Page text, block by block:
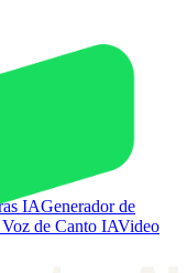
IAGenerador de
de Canto IAVideo